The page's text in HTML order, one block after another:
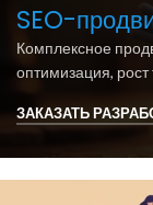
SEO-
Комплексное
оптимизация,
ЗАКАЗАТЬ